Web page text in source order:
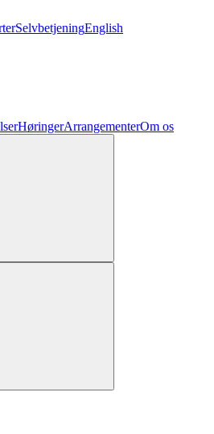
SelvbetjeningEnglish
HøringerArrangementerOm os